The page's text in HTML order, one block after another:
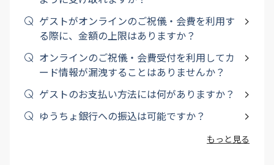
ゲストがオンラインのご祝儀・会費を利用す
る際に、金額の上限はありますか？
オンラインのご祝儀・会費受付を利用してカ
ード情報が漏洩することはありませんか？
ゲストのお支払い方法には何がありますか？
ゆうちょ銀行への振込は可能ですか？
もっと見る